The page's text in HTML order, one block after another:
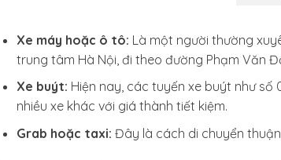
Xe máy hoặc ô tô: Là một người thường
trung tâm Hà Nội, đi theo đường Phạm Văn
Xe buýt: Hiện nay, các tuyến xe buýt như số
nhiều xe khác với giá thành tiết kiệm.
Grab hoặc taxi: Đây là cách di chuyển